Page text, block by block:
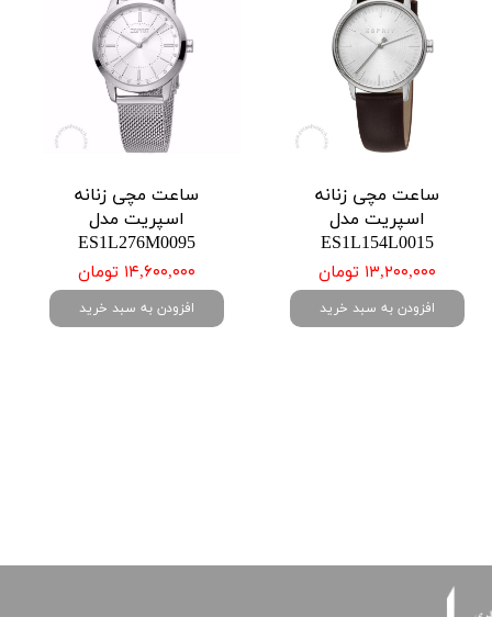
ساعت مچی زنانه
اسپریت مدل
ES1L154L0015
۱۳,۲۰۰,۰۰۰ تومان
افزودن به سبد خرید
ساعت مچی زنانه
اسپریت مدل
ES1L276M0095
۱۴,۶۰۰,۰۰۰ تومان
افزودن به سبد خرید